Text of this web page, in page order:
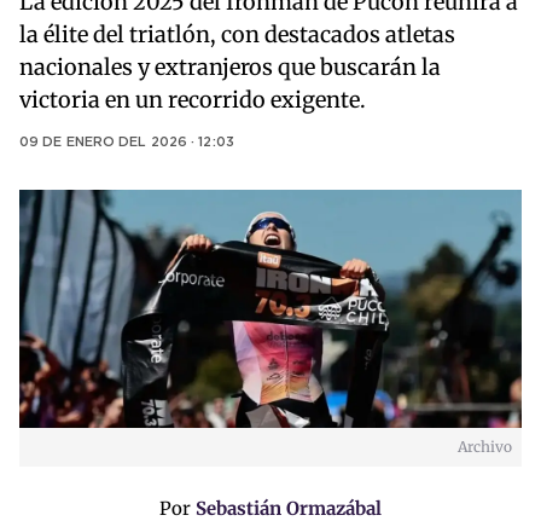
la élite del triatlón, con destacados atletas
nacionales y extranjeros que buscarán la
victoria en un recorrido exigente.
09 DE ENERO DEL 2026 · 12:03
Archivo
Por Sebastián Ormazábal